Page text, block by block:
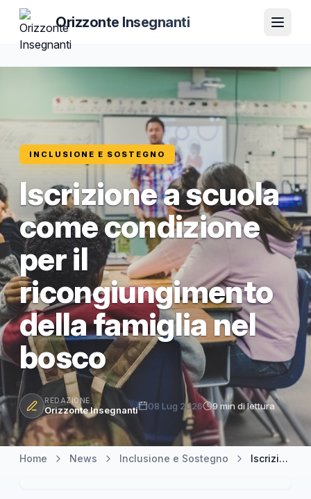
Orizzonte Insegnanti
INCLUSIONE E SOSTEGNO
Iscrizione a scuola
come condizione
per il
ricongiungimento
della famiglia nel
bosco
REDAZIONE
Orizzonte Insegnanti 08 Lug 2026 9 min di lettura
Home News Inclusione e Sostegno Iscrizione a scuola come condizione per il ricongiungimento della famiglia nel bosco